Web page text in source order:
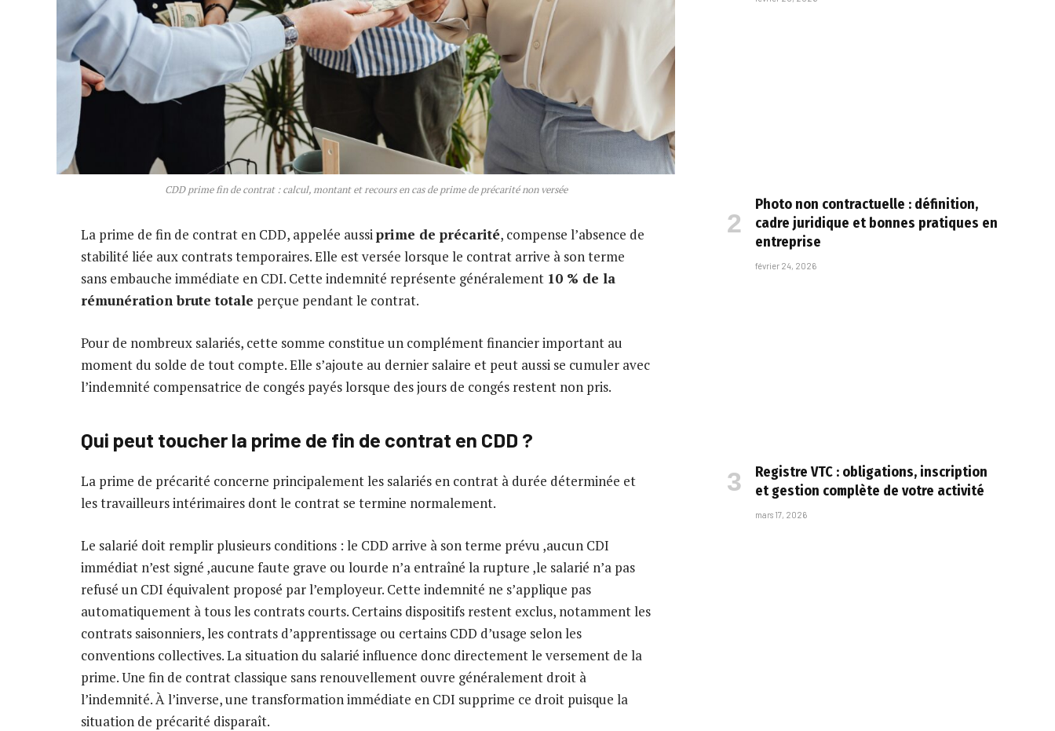
CDD prime fin de contrat : calcul, montant et recours en cas de prime de précarité non versée
La prime de fin de contrat en CDD, appelée aussiprime de précarité, compense l’absence de
stabilité liée aux contrats temporaires. Elle est versée lorsque le contrat arrive à son terme
sans embauche immédiate en CDI. Cette indemnité représente généralement 10 % de la
rémunération brute totale perçue pendant le contrat.
Pour de nombreux salariés, cette somme constitue un complément financier important au
moment du solde de tout compte. Elle s’ajoute au dernier salaire et peut aussi se cumuler avec
l’indemnité compensatrice de congés payés lorsque des jours de congés restent non pris.
Qui peut toucher la prime de fin de contrat en CDD ?
La prime de précarité concerne principalement les salariés en contrat à durée déterminée et
les travailleurs intérimaires dont le contrat se termine normalement.
Le salarié doit remplir plusieurs conditions : le CDD arrive à son terme prévu ,aucun CDI
immédiat n’est signé ,aucune faute grave ou lourde n’a entraîné la rupture ,le salarié n’a pas
refusé un CDI équivalent proposé par l’employeur. Cette indemnité ne s’applique pas
automatiquement à tous les contrats courts. Certains dispositifs restent exclus, notamment les
contrats saisonniers, les contrats d’apprentissage ou certains CDD d’usage selon les
conventions collectives. La situation du salarié influence donc directement le versement de la
prime. Une fin de contrat classique sans renouvellement ouvre généralement droit à
l’indemnité. À l’inverse, une transformation immédiate en CDI supprime ce droit puisque la
situation de précarité disparaît.
Photo non contractuelle : définition,
cadre juridique et bonnes pratiques en
entreprise
février 24, 2026
Registre VTC : obligations, inscription
et gestion complète de votre activité
mars 17, 2026